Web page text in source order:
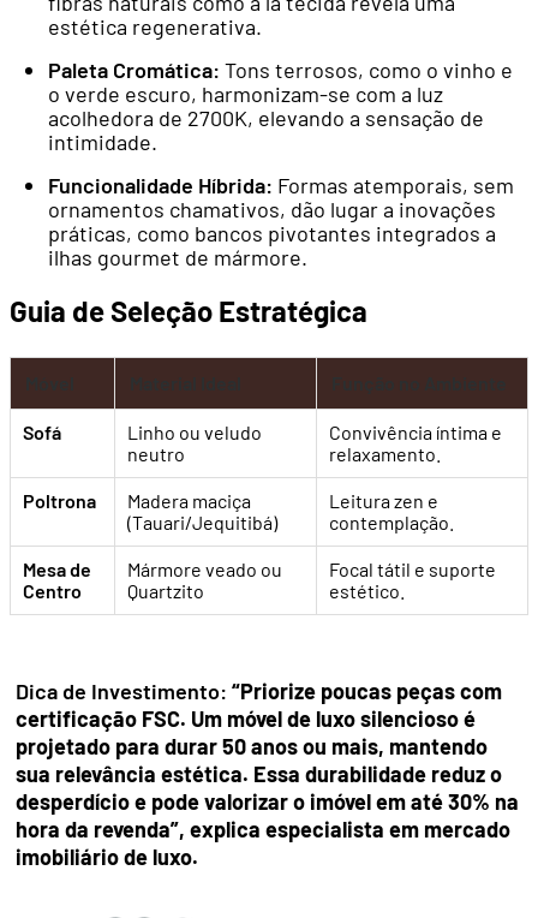
estética regenerativa.
Paleta Cromática: Tons terrosos, como o vinho e
o verde escuro, harmonizam-se com a luz
acolhedora de 2700K, elevando a sensação de
intimidade.
Funcionalidade Híbrida: Formas atemporais, sem
ornamentos chamativos, dão lugar a inovações
práticas, como bancos pivotantes integrados a
ilhas gourmet de mármore.
Guia de Seleção Estratégica
Sofá
Linho ou veludo
neutro
Convivência íntima e
relaxamento.
Poltrona
Madera maciça
(Tauari/Jequitibá)
Leitura zen e
contemplação.
Mesa de
Centro
Mármore veado ou
Quartzito
Focal tátil e suporte
estético.
Dica de Investimento: “Priorize poucas peças com
certificação FSC. Um móvel de luxo silencioso é
projetado para durar 50 anos ou mais, mantendo
sua relevância estética. Essa durabilidade reduz o
desperdício e pode valorizar o imóvel em até 30% na
hora da revenda”, explica especialista em mercado
imobiliário de luxo.